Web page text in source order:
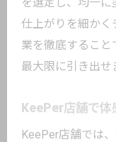
仕上がりを細かく
業を徹底すること
最大限に引き出せ
KeePer店舗で
KeePer店舗では